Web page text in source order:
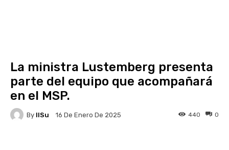
La ministra Lustemberg presenta
parte del equipo que acompañará
en el MSP.
By IlSu 16 De Enero De 2025 0
440